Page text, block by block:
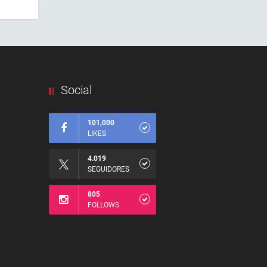
Social
101,000
LIKES
4.019
SEGUIDORES
805
FOLLOWS